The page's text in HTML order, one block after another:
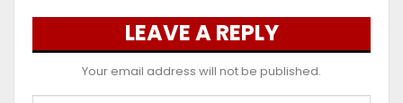
LEAVE A REPLY
Your email address will not be published.